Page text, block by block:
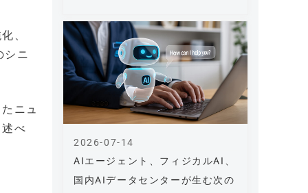
、
シニ
ニュ
べ
AIエージェント、フィジカルAI、
国内AIデータセンターが生む次の
2026-07-14